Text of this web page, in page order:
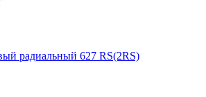
радиальный 627 RS(2RS)